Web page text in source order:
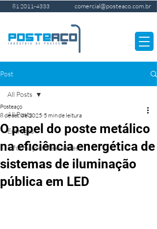
81 2011-4333 comercial@posteaco.com.br
Post
All Posts
Entregas
Informações Relevantes
All Posts
O papel do poste metálico
na eficiência energética de
sistemas de iluminação
pública em LED
Posteaço
8 de set. de 2025 5 min de leitura